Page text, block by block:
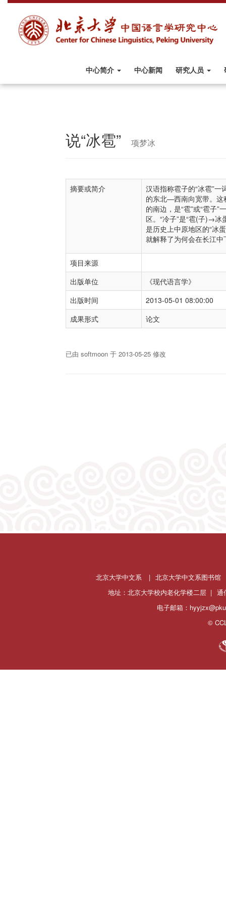
中心简介 中心新闻 研究人员
说“冰雹” 项梦冰
摘要或简介
汉语指称雹子的“冰雹”
的东北—西南向宽带。这
的南边，是“雹”或“雹子
区。“冷子”是“雹(子)→
是历史上中原地区的“冰
就解释了为何会在长江
项目来源
出版单位
《现代语言学》
出版时间
2013-05-01 08:00:00
成果形式
论文
已由 softmoon 于 2013-05-25 修改
北京大学中文系 | 北京大学中文系图书馆
地址：北京大学校内老化学楼二层 | 通
电子邮箱：
©